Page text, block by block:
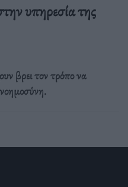
υπηρεσία της
βρει τον τρόπο να